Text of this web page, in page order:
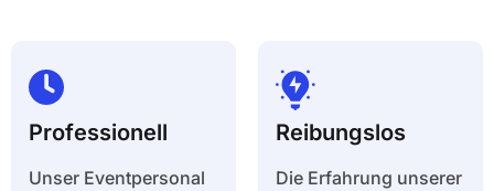
Professionell
Unser Eventpersonal
Reibungslos
Die Erfahrung unserer